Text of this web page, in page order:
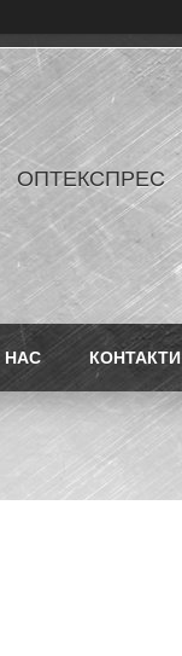
ОПТЕКСПРЕС
НАС КОНТАКТИ